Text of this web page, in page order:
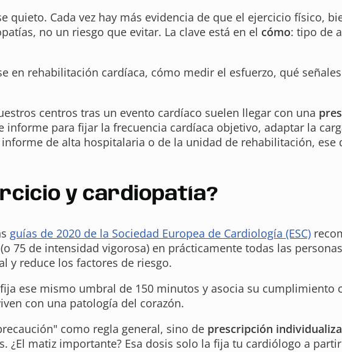
Cada vez hay más evidencia de que el ejercicio físico,
no un riesgo que evitar. La clave está en el cómo: tipo de
en rehabilitación cardíaca, cómo medir el esfuerzo, qué
centros tras un evento cardíaco suelen llegar con una
para fijar la frecuencia cardíaca objetivo, adaptar la
de alta hospitalaria o de la unidad de rehabilitación, ese
y cardiopatía?
guías de 2020 de la Sociedad Europea de Cardiología (ESC)
(o 75 de intensidad vigorosa) en prácticamente todas las
y reduce los factores de riesgo.
ese mismo umbral de 150 minutos y asocia su cumplimiento
con una patología del corazón.
como regla general, sino de prescripción
matiz importante? Esa dosis solo la fija tu cardiólogo a